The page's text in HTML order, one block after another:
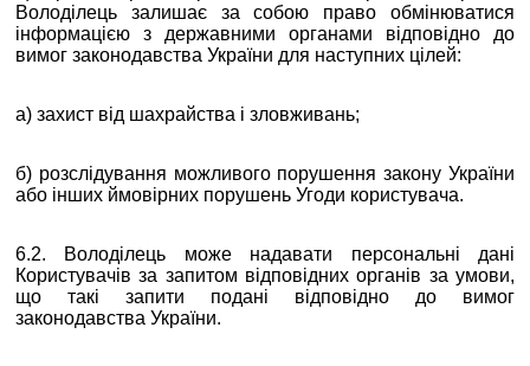
Володілець залишає за собою право обмінюватися
інформацією з державними органами відповідно до
вимог законодавства України для наступних цілей:
а) захист від шахрайства і зловживань;
б) розслідування можливого порушення закону України
або інших ймовірних порушень Угоди користувача.
6.2. Володілець може надавати персональні дані
Користувачів за запитом відповідних органів за умови,
що такі запити подані відповідно до вимог
законодавства України.